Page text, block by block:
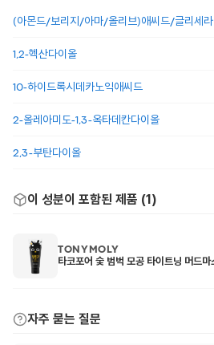
(아몬드/보리지/아마/올리브)애씨드/글리세라
1,2-헥산다이올
10-하이드록시데카노익애씨드
2-올레아미도-1,3-옥타데칸다이올
2,3-부탄다이올
이 성분이 포함된 제품 (1)
TONYMOLY
타코포어 숯 범벅 모공 타이트닝 머드마
자주 묻는 질문